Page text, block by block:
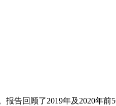
告回顾了2019年及2020年前